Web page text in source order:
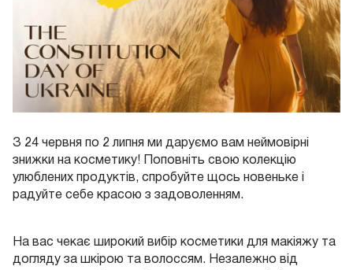
З 24 червня по 2 липня ми даруємо вам неймовірні
знижки на косметику! Поповніть свою колекцію
улюблених продуктів, спробуйте щось новеньке і
радуйте себе красою з задоволенням.
На вас чекає широкий вибір косметики для макіяжу та
догляду за шкірою та волоссям. Незалежно від